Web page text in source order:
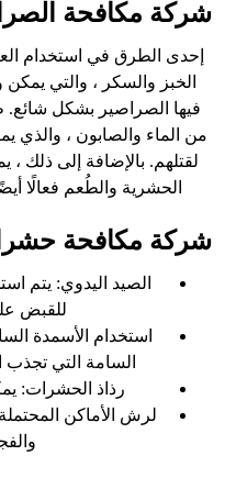
شركة مكافحة
إحدى الطرق في استخدام
الخبز والسكر ، والتي
فيها الصراصير بشكل
من الماء والصابون ،
لقتلهم. بالإضافة إلى ذلك
الحشرية والطُعم فعالًا
شركة مكافحة
الصيد اليدوي: يتم
للقبض
استخدام الأسمدة
السامة التي تجذب
رذاذ الحشرات:
لرش الأماكن